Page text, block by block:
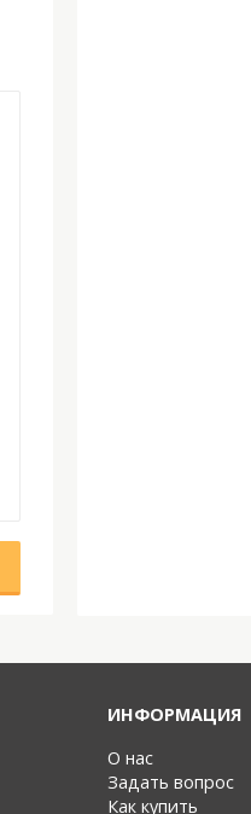
ИНФОРМАЦИЯ
О нас
Задать вопрос
Как купить